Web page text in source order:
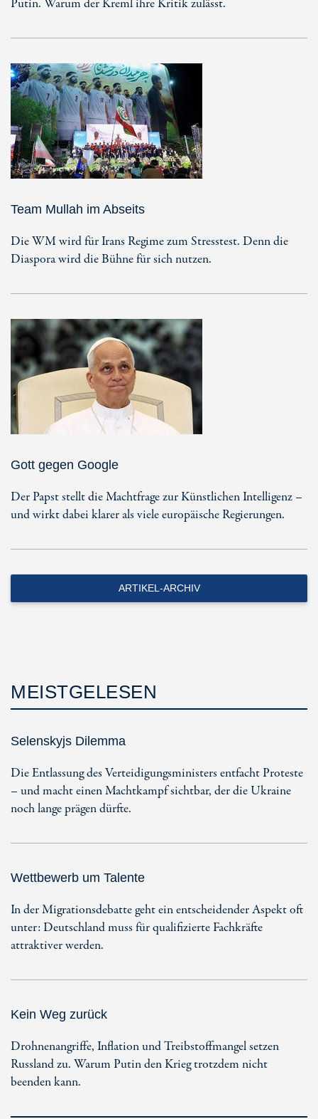
Putin. Warum der Kreml ihre Kritik zulässt.
Team Mullah im Abseits
Die WM wird für Irans Regime zum Stresstest. Denn die
Diaspora wird die Bühne für sich nutzen.
Gott gegen Google
Der Papst stellt die Machtfrage zur Künstlichen Intelligenz –
und wirkt dabei klarer als viele europäische Regierungen.
ARTIKEL-ARCHIV
MEISTGELESEN
Selenskyjs Dilemma
Die Entlassung des Verteidigungsministers entfacht Proteste
– und macht einen Machtkampf sichtbar, der die Ukraine
noch lange prägen dürfte.
Wettbewerb um Talente
In der Migrationsdebatte geht ein entscheidender Aspekt oft
unter: Deutschland muss für qualifizierte Fachkräfte
attraktiver werden.
Kein Weg zurück
Drohnenangriffe, Inflation und Treibstoffmangel setzen
Russland zu. Warum Putin den Krieg trotzdem nicht
beenden kann.